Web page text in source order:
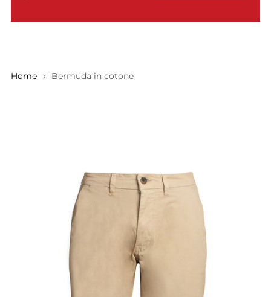
Home Bermuda in cotone